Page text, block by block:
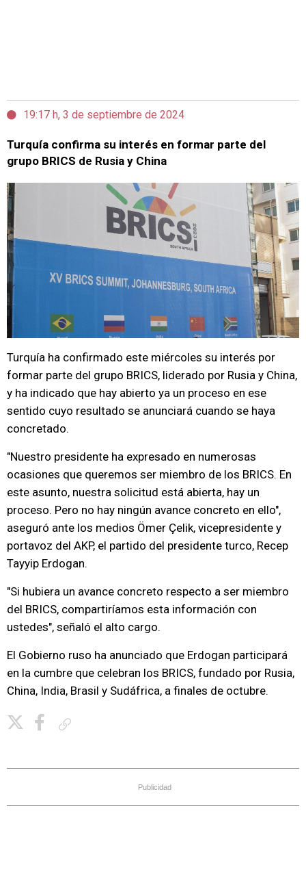
19:17 h, 3 de septiembre de 2024
Turquía confirma su interés en formar parte del
grupo BRICS de Rusia y China
Turquía ha confirmado este miércoles su interés por
formar parte del grupo BRICS, liderado por Rusia y China,
y ha indicado que hay abierto ya un proceso en ese
sentido cuyo resultado se anunciará cuando se haya
concretado.
"Nuestro presidente ha expresado en numerosas
ocasiones que queremos ser miembro de los BRICS. En
este asunto, nuestra solicitud está abierta, hay un
proceso. Pero no hay ningún avance concreto en ello",
aseguró ante los medios Ömer Çelik, vicepresidente y
portavoz del AKP, el partido del presidente turco, Recep
Tayyip Erdogan.
"Si hubiera un avance concreto respecto a ser miembro
del BRICS, compartiríamos esta información con
ustedes", señaló el alto cargo.
El Gobierno ruso ha anunciado que Erdogan participará
en la cumbre que celebran los BRICS, fundado por Rusia,
China, India, Brasil y Sudáfrica, a finales de octubre.
Publicidad